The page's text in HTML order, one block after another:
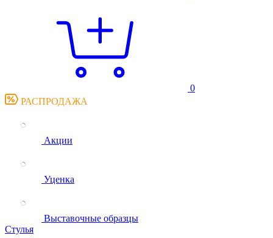
0
РАСПРОДАЖА
Акции
Уценка
Выставочные образцы
Стулья